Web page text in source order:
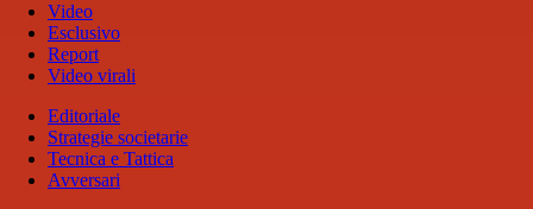
Video
Esclusivo
Report
Video virali
Editoriale
Strategie societarie
Tecnica e Tattica
Avversari